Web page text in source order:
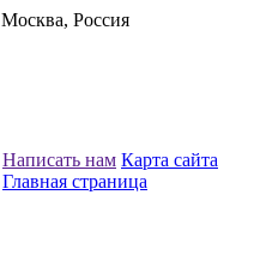
Москва, Россия
Написать нам Карта сайта
Главная страница